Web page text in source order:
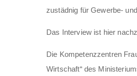
zustädnig für Gewerbe-
Das Interview ist hier
Die Kompetenzzentren
Wirtschaft“ des